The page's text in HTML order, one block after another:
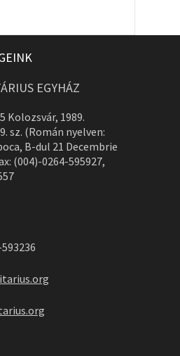
EGYHÁZ
Kolozsvár, 1989.
sz. (Román nyelven:
B-dul 21 Decembrie
(004)-0264-595927,